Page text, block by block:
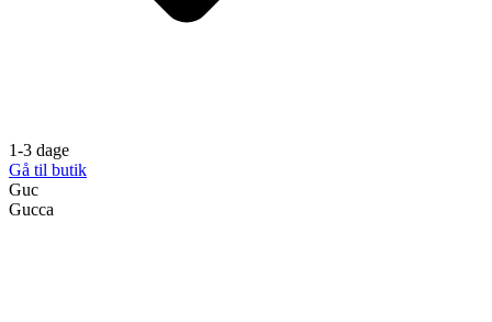
1-3 dage
Gå til butik
Guc
Gucca